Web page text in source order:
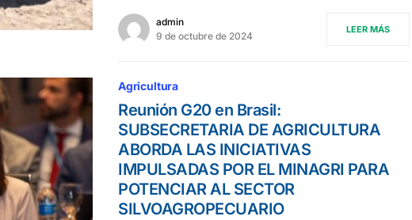
admin
9 de octubre de 2024
LEER MÁS
Agricultura
Reunión G20 en Brasil:
SUBSECRETARIA DE AGRICULTURA
ABORDA LAS INICIATIVAS
IMPULSADAS POR EL MINAGRI PARA
POTENCIAR AL SECTOR
SILVOAGROPECUARIO